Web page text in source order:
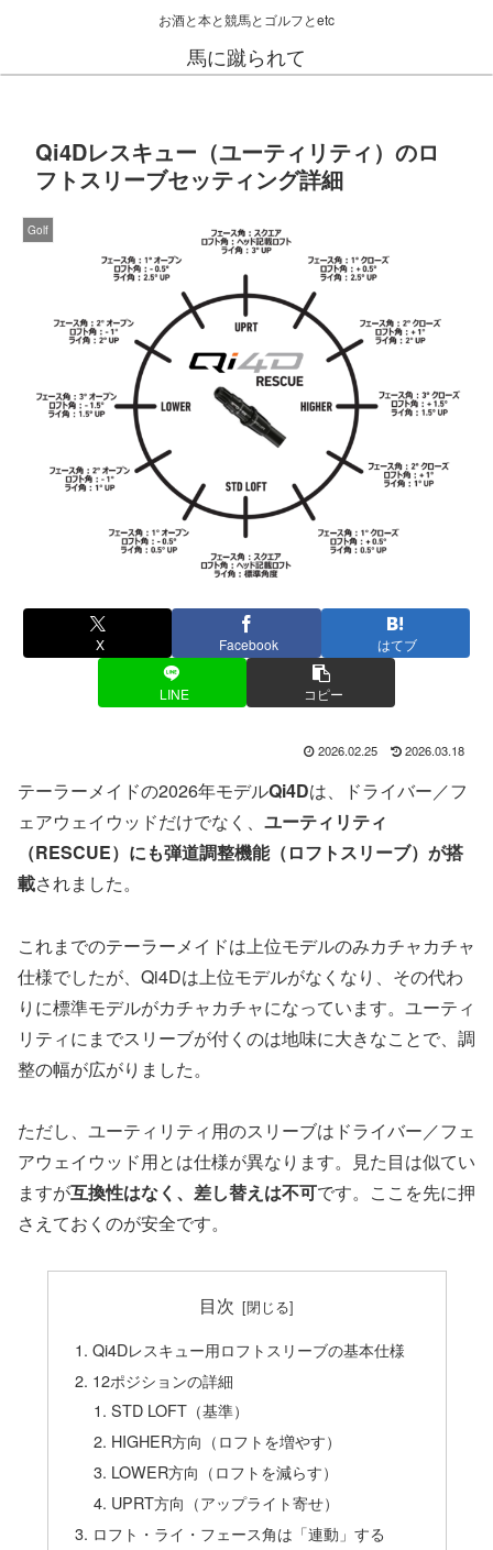
お酒と本と競馬とゴルフとetc
馬に蹴られて
Qi4Dレスキュー（ユーティリティ）のロ
フトスリーブセッティング詳細
Golf
X Facebook はてブ
LINE コピー
2026.02.25 2026.03.18
テーラーメイドの2026年モデルQi4Dは、ドライバー／フ
ェアウェイウッドだけでなく、 ユーティリティ
（RESCUE）にも弾道調整機能（ロフトスリーブ）が搭
載されました。
これまでのテーラーメイドは上位モデルのみカチャカチャ
仕様でしたが、Qi4Dは上位モデルがなくなり、その代わ
りに標準モデルがカチャカチャになっています。ユーティ
リティにまでスリーブが付くのは地味に大きなことで、調
整の幅が広がりました。
ただし、ユーティリティ用のスリーブはドライバー／フェ
アウェイウッド用とは仕様が異なります。見た目は似てい
ますが互換性はなく、差し替えは不可です。ここを先に押
さえておくのが安全です。
目次
Qi4Dレスキュー用ロフトスリーブの基本仕様
12ポジションの詳細
STD LOFT（基準）
HIGHER方向（ロフトを増やす）
LOWER方向（ロフトを減らす）
UPRT方向（アップライト寄せ）
ロフト・ライ・フェース角は「連動」する